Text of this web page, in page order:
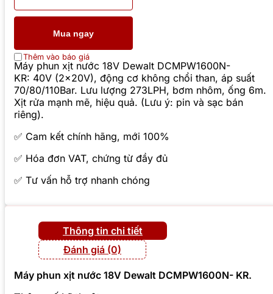
Mua ngay
Thêm vào báo giá
Máy phun xịt nước 18V Dewalt DCMPW1600N-
KR: 40V (2x20V), động cơ không chổi than, áp suất
70/80/110Bar. Lưu lượng 273LPH, bơm nhôm, ống 6m.
Xịt rửa mạnh mẽ, hiệu quả. (Lưu ý: pin và sạc bán
riêng).
✅ Cam kết chính hãng, mới 100%
✅ Hóa đơn VAT, chứng từ đầy đủ
✅ Tư vấn hỗ trợ nhanh chóng
Thông tin chi tiết
Đánh giá (0)
Máy phun xịt nước 18V Dewalt DCMPW1600N- KR.